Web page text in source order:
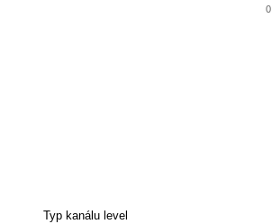
0
Typ kanálu level